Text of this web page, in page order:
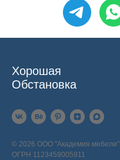
Хорошая
Обстановка
© 2026 ООО "Академия мебели"
ОГРН 1123459005911